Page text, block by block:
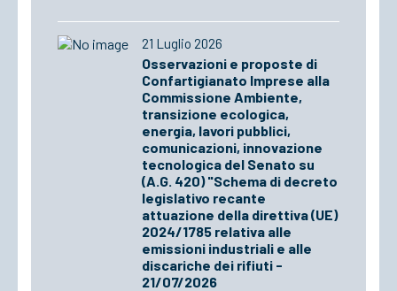
21 Luglio 2026
Osservazioni e proposte di
Confartigianato Imprese alla
Commissione Ambiente,
transizione ecologica,
energia, lavori pubblici,
comunicazioni, innovazione
tecnologica del Senato su
(A.G. 420) "Schema di decreto
legislativo recante
attuazione della direttiva (UE)
2024/1785 relativa alle
emissioni industriali e alle
discariche dei rifiuti -
21/07/2026